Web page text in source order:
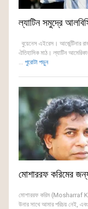
ল্যাটিন সমুদ্রে
বুয়েনেস এইরেস। আর্জেন্টিনার
ঐতিহাসিক মাঠ। ল্যাটিন
... পুরোটা পড়ুন
মোশাররফ করিমের
মোশাররফ করিম (Mosharraf
উনার সাথে আমার পরিচয় নেই,